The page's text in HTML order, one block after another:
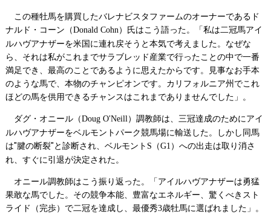
この種牡馬を購買したバレナビスタファームのオーナーであるド
ナルド・コーン（Donald Cohn）氏はこう語った。「私は二冠馬アイ
ルハヴアナザーを米国に連れ戻そうと本気で考えました。なぜな
ら、それは私がこれまでサラブレッド産業で行ったことの中で一番
満足でき、最高のことであるように思えたからです。見事なお手本
のような馬で、本物のチャンピオンです。カリフォルニア州でこれ
ほどの馬を供用できるチャンスはこれまでありませんでした」。
ダグ・オニール（Doug O'Neill）調教師は、三冠達成のためにアイ
ルハヴアナザーをベルモントパーク競馬場に輸送した。しかし同馬
は"腱の断裂"と診断され、ベルモント S （G1 ）への出走は取り消さ
れ、すぐに引退が決定された。
オニール調教師はこう振り返った。「アイルハヴアナザーは勇猛
果敢な馬でした。その競争本能、豊富なエネルギー、驚くべきスト
ライド（完歩）で二冠を達成し、最優秀3歳牡馬に選ばれました」。